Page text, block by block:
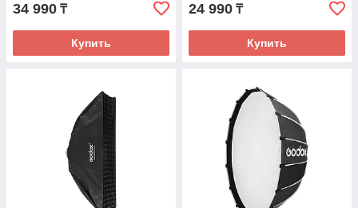
34 990 ₸
Купить
24 990 ₸
Купить